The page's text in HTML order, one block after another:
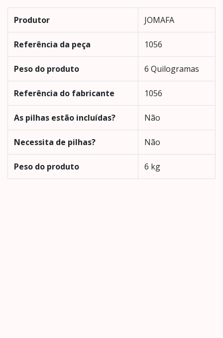
Produtor ‎JOMAFA
Referência da peça ‎1056
Peso do produto ‎6 Quilogramas
Referência do fabricante ‎1056
As pilhas estão incluídas? ‎Não
Necessita de pilhas? ‎Não
Peso do produto ‎6 kg